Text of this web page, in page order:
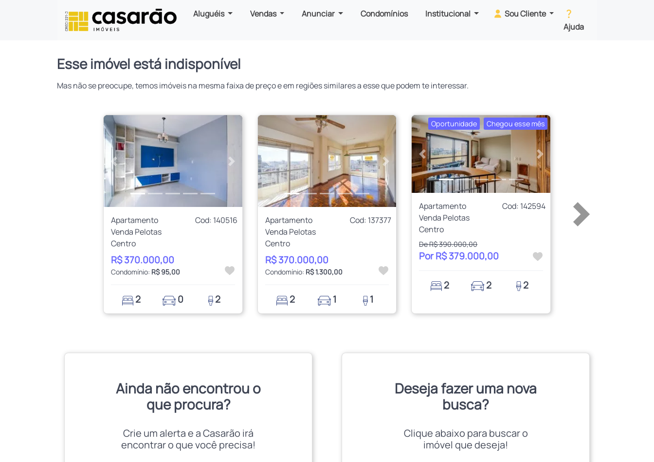
Aluguéis Vendas Anunciar Condomínios Institucional
Sou Cliente
Ajuda
Esse imóvel está indisponível
Mas não se preocupe, temos imóveis na mesma faixa de preço e em regiões similares a esse que podem te interessar.
Anterior Próximo
Apartamento
Cod: 140516
Venda Pelotas
Centro
R$ 370.000,00
Condomínio: R$ 95,00
2 0 2
Anterior Próximo
Apartamento
Cod: 137377
Venda Pelotas
Centro
R$ 370.000,00
Condomínio: R$ 1.300,00
2 1 1
Oportunidade Chegou esse mês
Anterior Próximo
Apartamento
Cod: 142594
Venda Pelotas
Centro
De R$ 390.000,00
Por R$ 379.000,00
2 2 2
Ainda não encontrou o
que procura?
Crie um alerta e a Casarão irá
encontrar o que você precisa!
Deseja fazer uma nova
busca?
Clique abaixo para buscar o
imóvel que deseja!